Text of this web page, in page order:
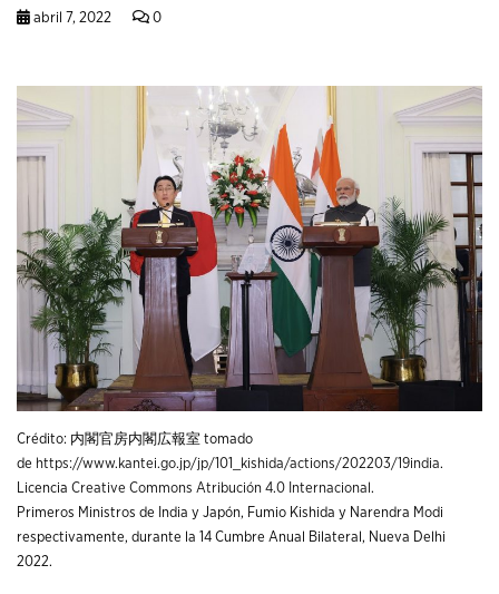
abril 7, 2022 0
Crédito: 内閣官房内閣広報室 tomado
de https://www.kantei.go.jp/jp/101_kishida/actions/202203/19india.
Licencia Creative Commons Atribución 4.0 Internacional .
Primeros Ministros de India y Japón, Fumio Kishida y Narendra Modi
respectivamente, durante la 14 Cumbre Anual Bilateral, Nueva Delhi
2022.